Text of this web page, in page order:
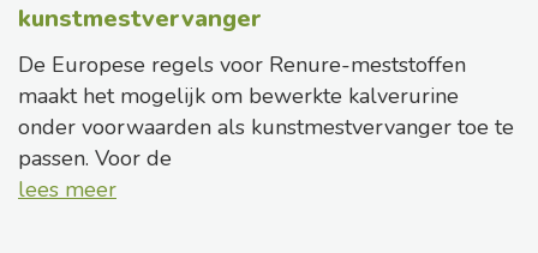
kunstmestvervanger
De Europese regels voor Renure-meststoffen
maakt het mogelijk om bewerkte kalverurine
onder voorwaarden als kunstmestvervanger toe te
passen. Voor de
lees meer